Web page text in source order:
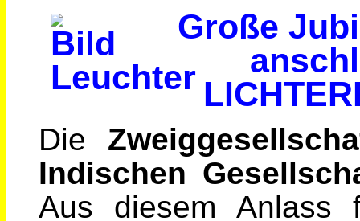
Große
Die
Indischen
Aus diesem Anlass